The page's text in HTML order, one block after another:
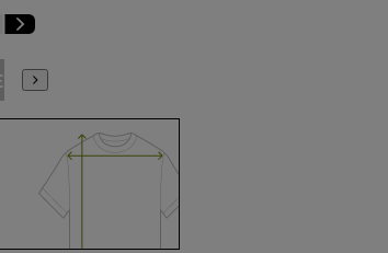
BE4